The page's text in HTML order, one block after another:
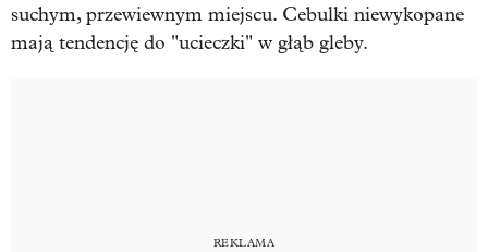
suchym, przewiewnym miejscu. Cebulki niewykopane
mają tendencję do "ucieczki" w głąb gleby.